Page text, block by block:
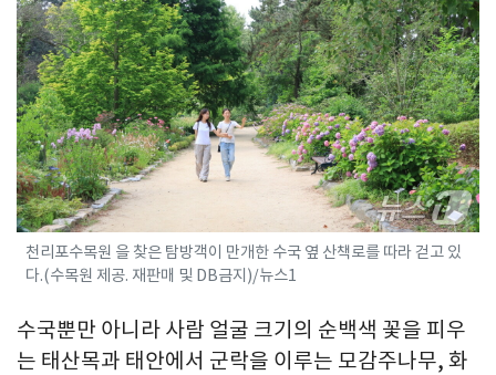
천리포수목원 을 찾은 탐방객이 만개한 수국 옆 산책로를 따라 걷고 있
다.(수목원 제공. 재판매 및 DB금지)/뉴스1
수국뿐만 아니라 사람 얼굴 크기의 순백색 꽃을 피우
는 태산목과 태안에서 군락을 이루는 모감주나무, 화